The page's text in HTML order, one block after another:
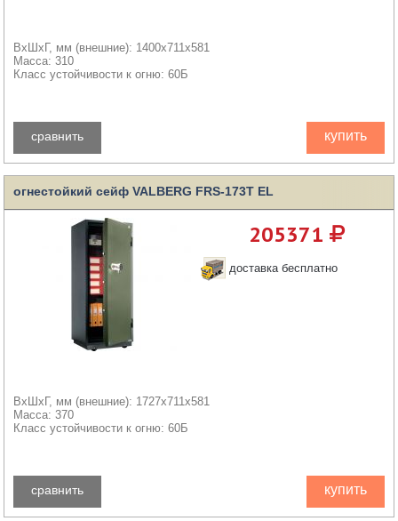
ВхШхГ, мм (внешние): 1400x711x581
Масса: 310
Класс устойчивости к огню: 60Б
купить
сравнить
огнестойкий сейф VALBERG FRS-173T EL
205371
доставка бесплатно
ВхШхГ, мм (внешние): 1727x711x581
Масса: 370
Класс устойчивости к огню: 60Б
купить
сравнить